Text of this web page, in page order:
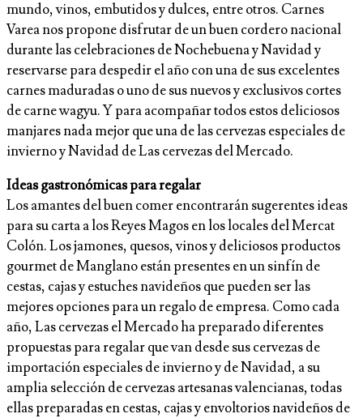
mundo, vinos, embutidos y dulces, entre otros. Carnes
Varea nos propone disfrutar de un buen cordero nacional
durante las celebraciones de Nochebuena y Navidad y
reservarse para despedir el año con una de sus excelentes
carnes maduradas o uno de sus nuevos y exclusivos cortes
de carne wagyu. Y para acompañar todos estos deliciosos
manjares nada mejor que una de las cervezas especiales de
invierno y Navidad de Las cervezas del Mercado.
Ideas gastronómicas para regalar
Los amantes del buen comer encontrarán sugerentes ideas
para su carta a los Reyes Magos en los locales del Mercat
Colón. Los jamones, quesos, vinos y deliciosos productos
gourmet de Manglano están presentes en un sinfín de
cestas, cajas y estuches navideños que pueden ser las
mejores opciones para un regalo de empresa. Como cada
año, Las cervezas el Mercado ha preparado diferentes
propuestas para regalar que van desde sus cervezas de
importación especiales de invierno y de Navidad, a su
amplia selección de cervezas artesanas valencianas, todas
ellas preparadas en cestas, cajas y envoltorios navideños de